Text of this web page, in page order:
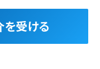
を受ける